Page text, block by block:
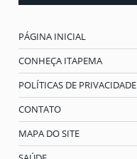
PÁGINA INICIAL
CONHEÇA ITAPEMA
POLÍTICAS DE PRIVACIDADE
CONTATO
MAPA DO SITE